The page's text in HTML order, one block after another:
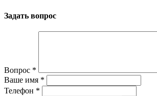
Задать вопрос
Вопрос *
Ваше имя *
Телефон *